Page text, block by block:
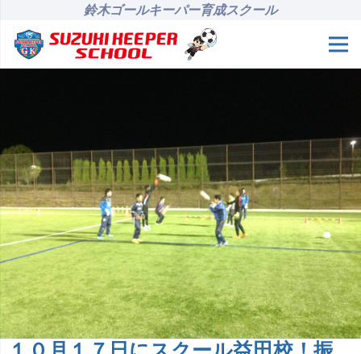
鈴木ゴールキーパー育成スクール